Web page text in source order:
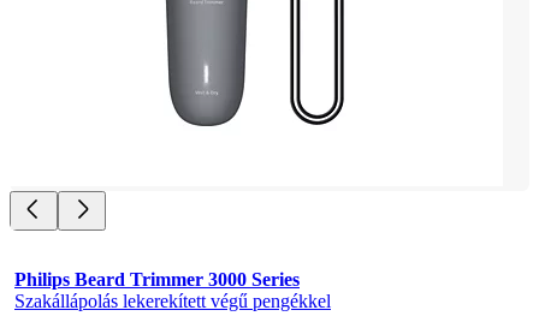
Philips Beard Trimmer 3000 Series
Szakállápolás lekerekített végű pengékkel